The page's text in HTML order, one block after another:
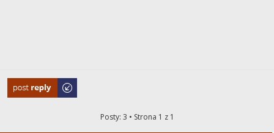
Odpowiedz
Posty: 3 • Strona 1 z 1